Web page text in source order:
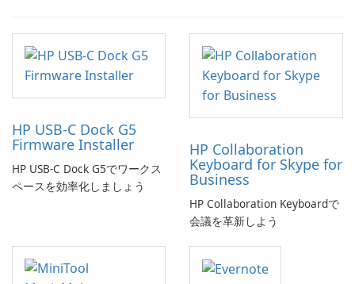
HP USB-C Dock G5
Firmware Installer
HP USB-C Dock G5でワークス
ペースを効率化しましょう
HP Collaboration
Keyboard for Skype for
Business
HP Collaboration Keyboardで
会議を革新しよう